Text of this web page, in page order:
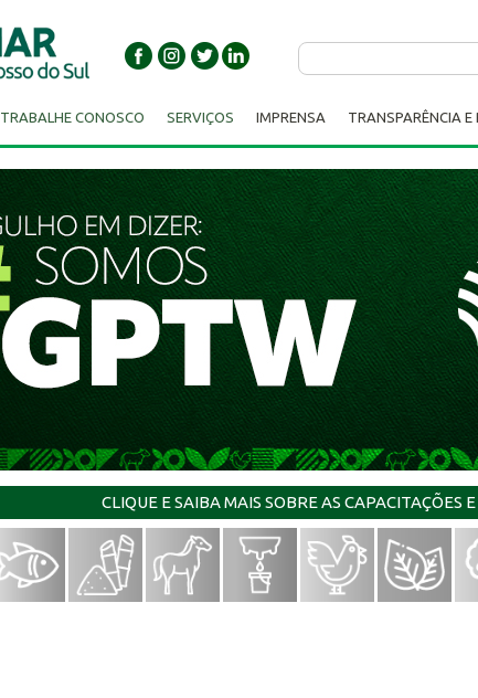
TRABALHE CONOSCO SERVIÇOS IMPRENSA TRANSPARÊNCIA
CLIQUE E SAIBA MAIS SOBRE AS